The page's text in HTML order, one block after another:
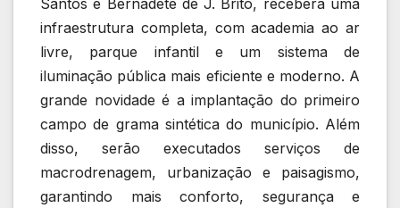
infraestrutura completa, com academia ao ar
livre, parque infantil e um sistema de
iluminação pública mais eficiente e moderno. A
grande novidade é a implantação do primeiro
campo de grama sintética do município. Além
disso, serão executados serviços de
macrodrenagem, urbanização e paisagismo,
garantindo mais conforto, segurança e